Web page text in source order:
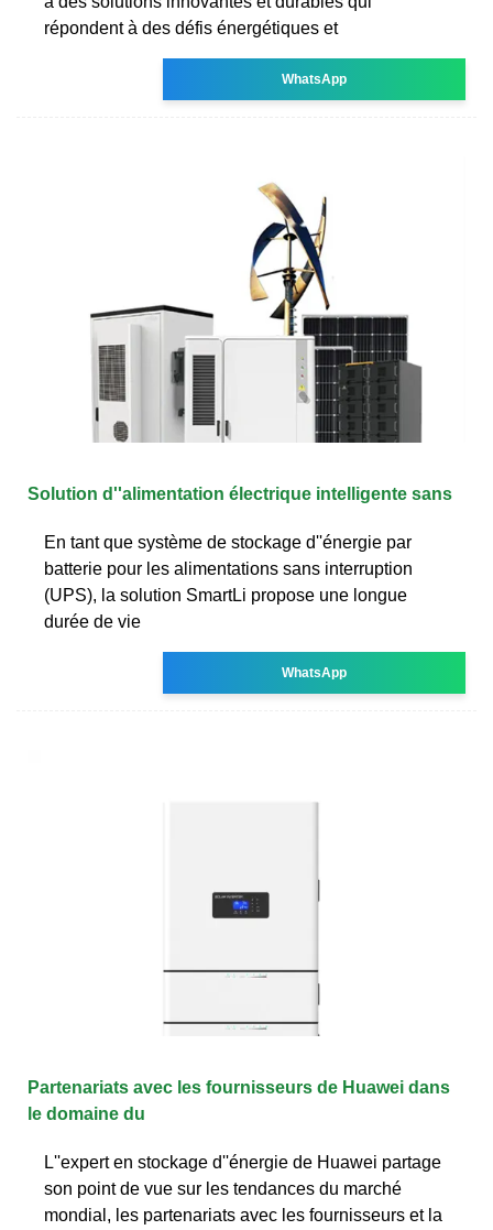
répondent à des défis énergétiques et
WhatsApp
Solution d''alimentation électrique intelligente sans
En tant que système de stockage d''énergie par
batterie pour les alimentations sans interruption
(UPS), la solution SmartLi propose une longue
durée de vie
WhatsApp
Partenariats avec les fournisseurs de Huawei dans
le domaine du
L''expert en stockage d''énergie de Huawei partage
son point de vue sur les tendances du marché
mondial, les partenariats avec les fournisseurs et la